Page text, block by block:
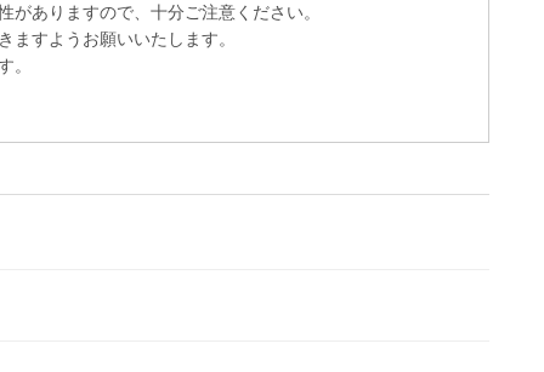
ありますので、十分ご注意ください。
ますようお願いいたします。
。